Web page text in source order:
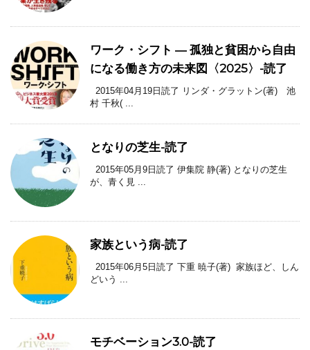
ワーク・シフト ― 孤独と貧困から自由
になる働き方の未来図〈2025〉-読了
2015年04月19日読了 リンダ・グラットン(著) 池
村 千秋( ...
となりの芝生-読了
2015年05月9日読了 伊集院 静(著) となりの芝生
が、青く見 ...
家族という病-読了
2015年06月5日読了 下重 暁子(著) 家族ほど、しん
どいう ...
モチベーション3.0-読了